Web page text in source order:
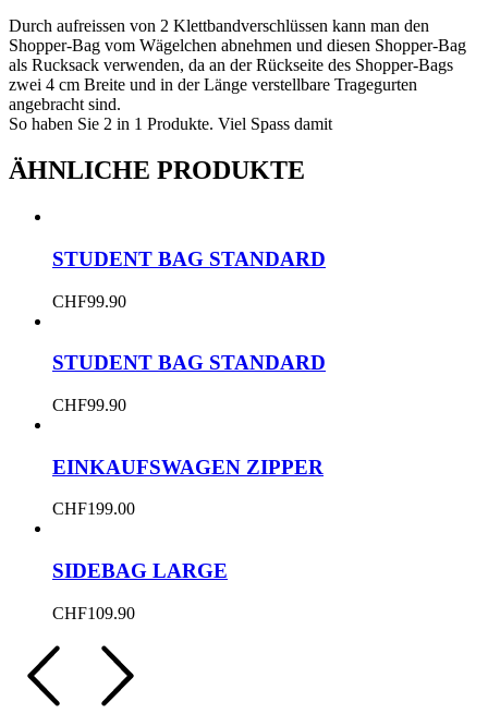
Durch aufreissen von 2 Klettbandverschlüssen kann man den
Shopper-Bag vom Wägelchen abnehmen und diesen Shopper-Bag
als Rucksack verwenden, da an der Rückseite des Shopper-Bags
zwei 4 cm Breite und in der Länge verstellbare Tragegurten
angebracht sind.
So haben Sie 2 in 1 Produkte. Viel Spass damit
ÄHNLICHE PRODUKTE
STUDENT BAG STANDARD
CHF99.90
STUDENT BAG STANDARD
CHF99.90
EINKAUFSWAGEN ZIPPER
CHF199.00
SIDEBAG LARGE
CHF109.90